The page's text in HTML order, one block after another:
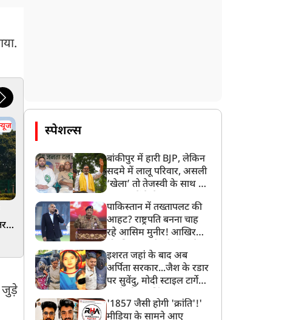
असम बाढ़: Ground Zero
पहुंचे CM हिमंता सरमा, बोले-
सरकार हर कदम पर आपके
साथ है
फुकेत-दिल्ली एअर इंडिया
फ्लाइट में भयानक टर्बुलेंस,
कई यात्री घायल, सुरक्षित हुई
लैंडिंग
जुड़े
स्पेशल्स
बांकीपुर में हारी BJP, लेकिन
सदमे में लालू परिवार, असली
‘खेला’ तो तेजस्वी के साथ हो
पाकिस्तान में तख्तापलट की
आहट? राष्ट्रपति बनना चाह
रहे आसिम मुनीर! आखिर
बनाया मोहरा?
इशरत जहां के बाद अब
अर्पिता सरकार...जैश के रडार
पर सुवेंदु, मोदी स्टाइल टार्गेट
बड़ा एक्शन!
'1857 जैसी होगी 'क्रांति'!'
मीडिया के सामने आए